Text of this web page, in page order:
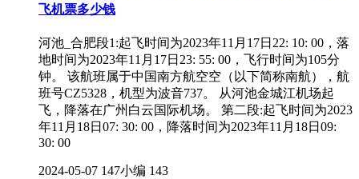
飞机票多少钱
河池_合肥段1:起飞时间为2023年11月17日22: 10: 00，落
地时间为2023年11月17日23: 55: 00，飞行时间为105分
钟。 该航班属于中国南方航空空（以下简称南航），航
班号CZ5328，机型为波音737。 从河池金城江机场起
飞，降落在广州白云国际机场。 第二段:起飞时间为2023
年11月18日07: 30: 00，降落时间为2023年11月18日09:
30: 00
2024-05-07 147小编 143